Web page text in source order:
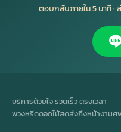
ตอบกลับภายใน 5 นาที ·
บริการด้วยใจ รวดเร็ว ตรงเวลา
พวงหรีดดอกไม้สดส่งถึงหน้างานศ